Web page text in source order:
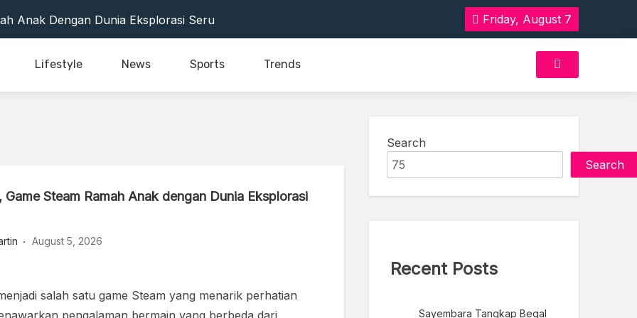
Anak Dengan Dunia Eksplorasi Seru
Aksi Bergaya Yang Seru Ditonton
Favorit Programmer
Santai Tanpa Hambatan
Anak Dengan Dunia Eksplorasi Seru
Friday, August 7
Lifestyle News Sports Trends
Game Steam Ramah Anak dengan Dunia Eksplorasi
August 5, 2026
salah satu game Steam yang menarik perhatian
Search
Search
Recent Posts
Sayembara Tangkap Begal